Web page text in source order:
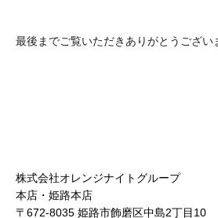
最後までご覧いただきありがとうござい
株式会社オレンジナイトグループ
本店・姫路本店
〒672-8035 姫路市飾磨区中島2丁目10